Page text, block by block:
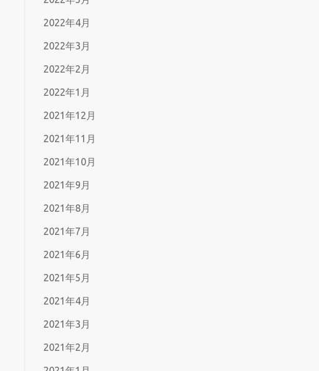
2022年4月
2022年3月
2022年2月
2022年1月
2021年12月
2021年11月
2021年10月
2021年9月
2021年8月
2021年7月
2021年6月
2021年5月
2021年4月
2021年3月
2021年2月